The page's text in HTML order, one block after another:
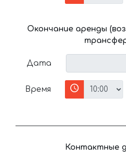
Окончание аренды
Дата
Время
Контактные